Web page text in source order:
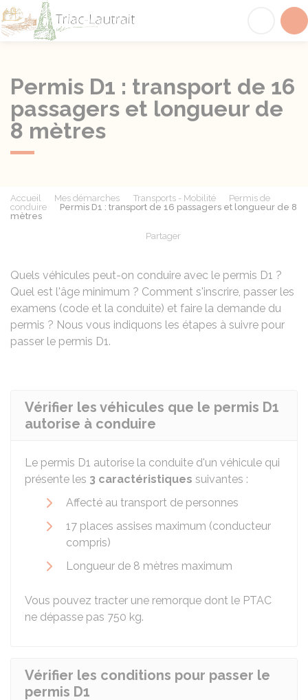
Permis D1 : transport de 16
passagers et longueur de
8 mètres
Accueil Mes démarches Transports - Mobilité
Permis de
conduire
Permis D1 : transport de 16 passagers et longueur de 8
mètres
Partager
Quels véhicules peut-on conduire avec le permis D1 ?
Quel est l'âge minimum ? Comment s'inscrire, passer les
examens (code et la conduite) et faire la demande du
permis ? Nous vous indiquons les étapes à suivre pour
passer le permis D1.
Vérifier les véhicules que le permis D1
autorise à conduire
Le permis D1 autorise la conduite d'un véhicule qui
présente les 3 caractéristiques suivantes :
Affecté au transport de personnes
17 places assises maximum (conducteur
compris)
Longueur de 8 mètres maximum
Vous pouvez tracter une remorque dont le PTAC
ne dépasse pas 750 kg.
Vérifier les conditions pour passer le
permis D1